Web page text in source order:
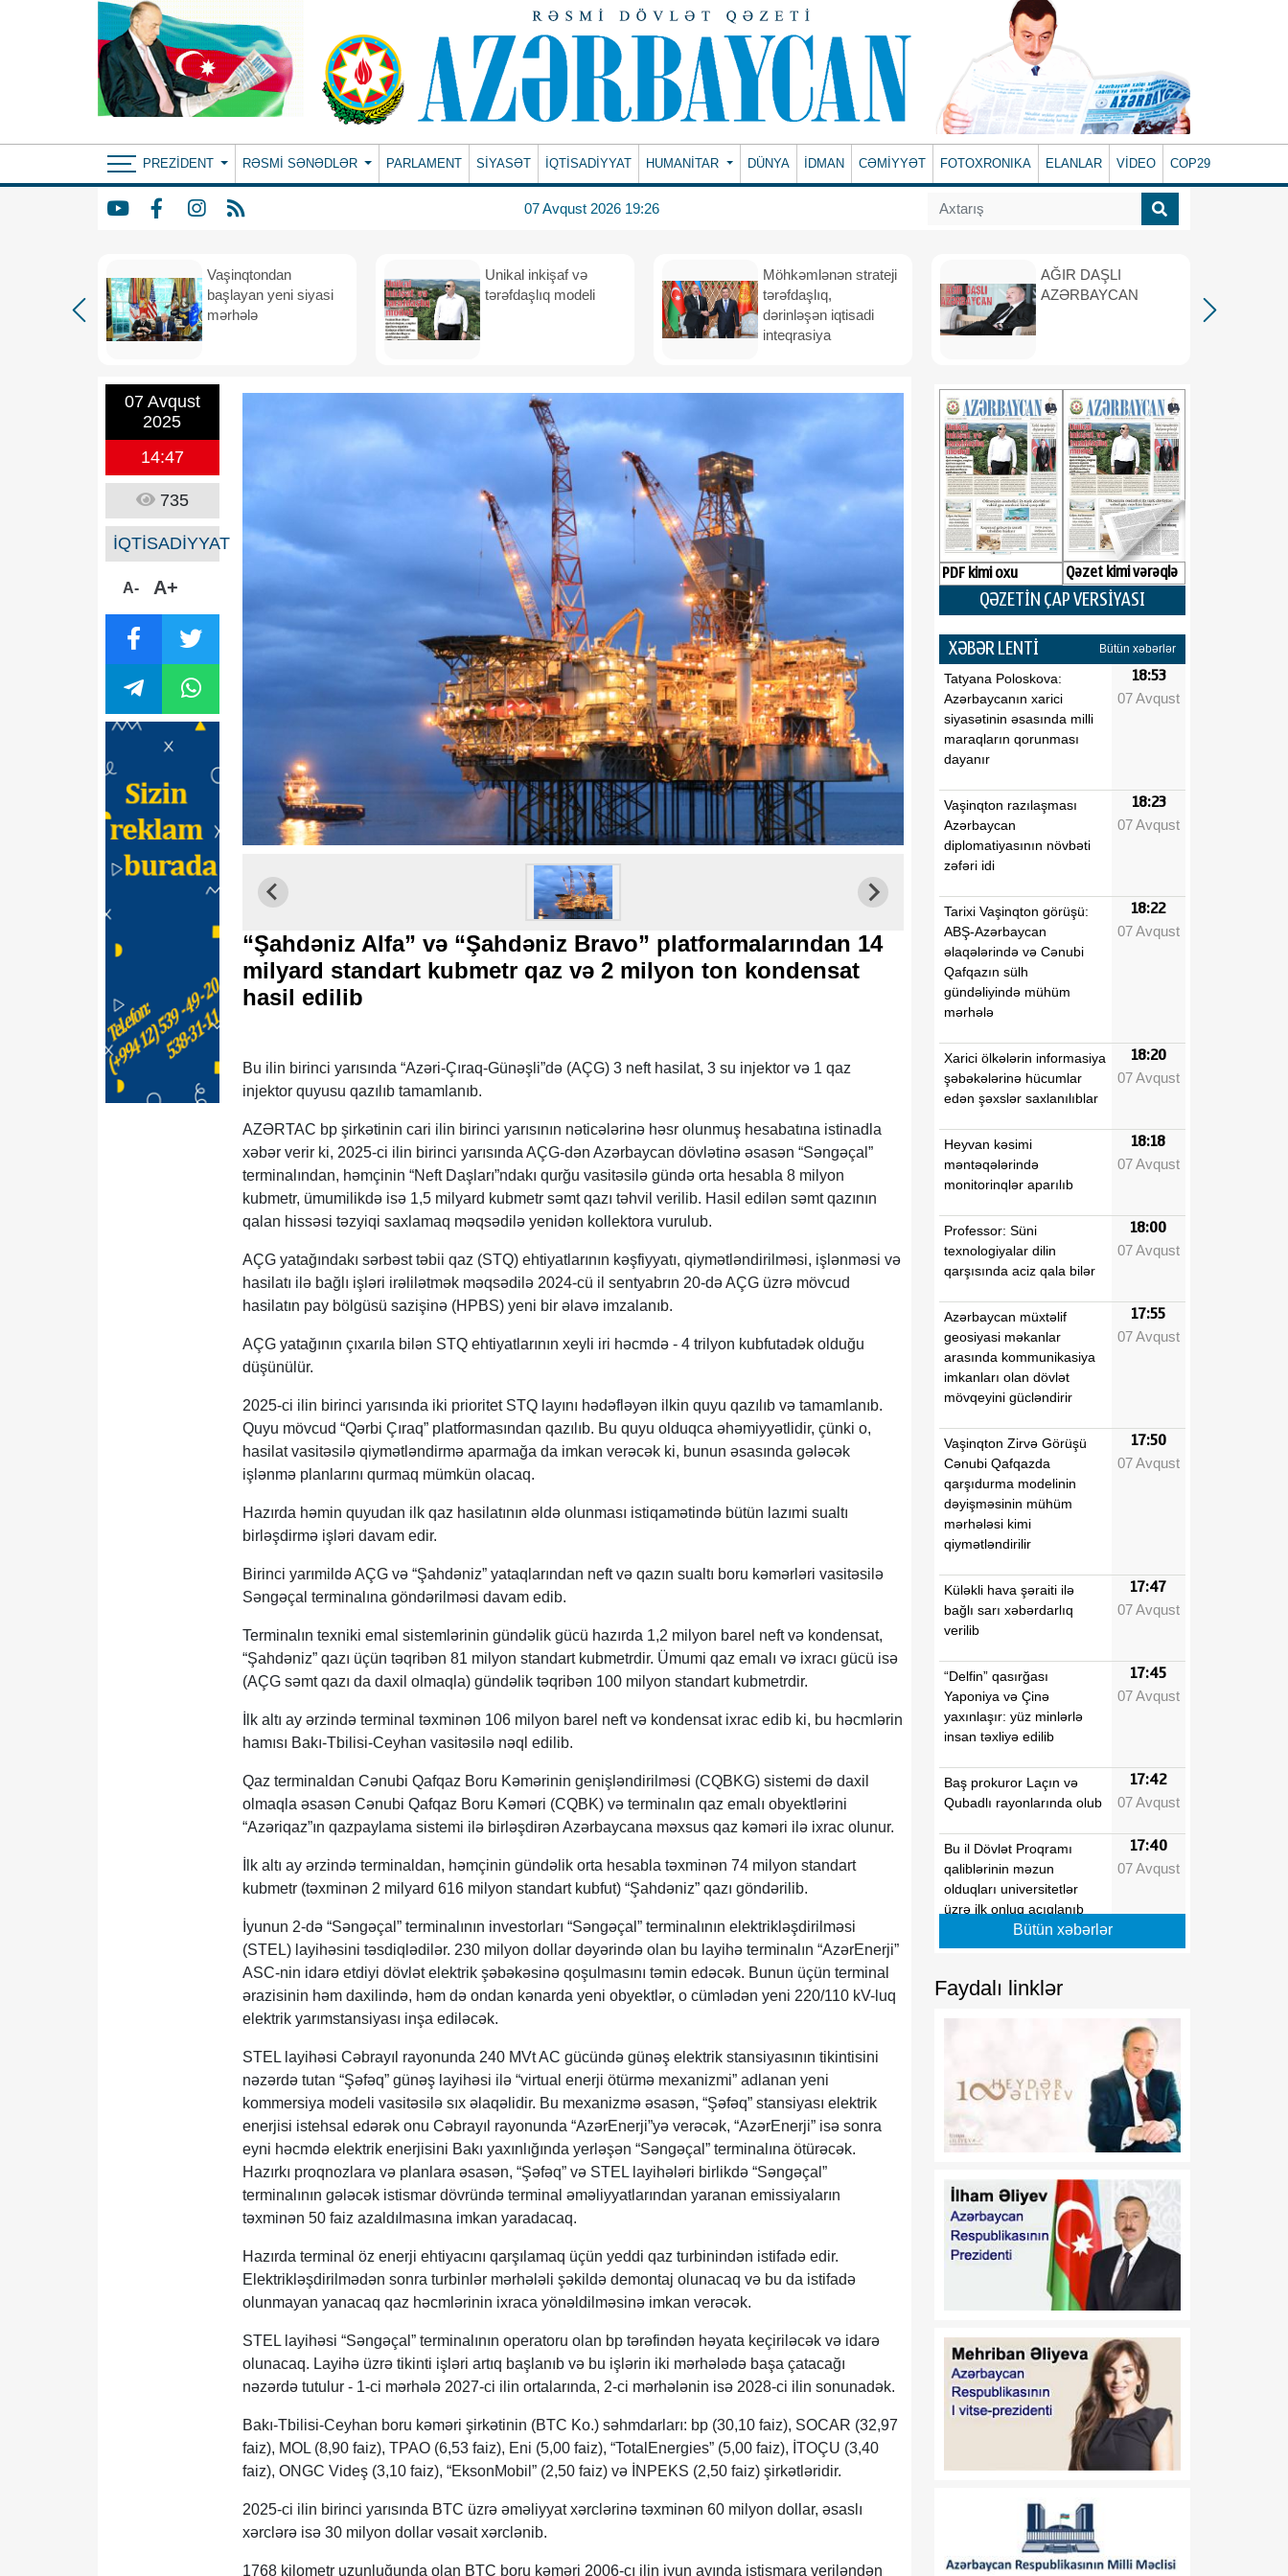
PREZIDENT RƏSMI SƏNƏDLƏR PARLAMENT SİYASƏT İQTİSADİYYAT HUMANITAR DÜNYA İDMAN CƏMİYYƏT FOTOXRONIKA ELANLAR VİDEO COP29
07 Avqust 2026 19:26
Vaşinqtondan
başlayan yeni siyasi
mərhələ
Unikal inkişaf və
tərəfdaşlıq modeli
Möhkəmlənən strateji
tərəfdaşlıq,
dərinləşən iqtisadi
inteqrasiya
AĞIR DAŞLI
AZƏRBAYCAN
07 Avqust
2025
14:47
735
İQTİSADİYYAT
A- A+
“Şahdəniz Alfa” və “Şahdəniz Bravo” platformalarından 14
milyard standart kubmetr qaz və 2 milyon ton kondensat
hasil edilib
Bu ilin birinci yarısında “Azəri-Çıraq-Günəşli”də (AÇG) 3 neft hasilat, 3 su injektor və 1 qaz
injektor quyusu qazılıb tamamlanıb.
AZƏRTAC bp şirkətinin cari ilin birinci yarısının nəticələrinə həsr olunmuş hesabatına istinadla
xəbər verir ki, 2025-ci ilin birinci yarısında AÇG-dən Azərbaycan dövlətinə əsasən “Səngəçal”
terminalından, həmçinin “Neft Daşları”ndakı qurğu vasitəsilə gündə orta hesabla 8 milyon
kubmetr, ümumilikdə isə 1,5 milyard kubmetr səmt qazı təhvil verilib. Hasil edilən səmt qazının
qalan hissəsi təzyiqi saxlamaq məqsədilə yenidən kollektora vurulub.
AÇG yatağındakı sərbəst təbii qaz (STQ) ehtiyatlarının kəşfiyyatı, qiymətləndirilməsi, işlənməsi və
hasilatı ilə bağlı işləri irəlilətmək məqsədilə 2024-cü il sentyabrın 20-də AÇG üzrə mövcud
hasilatın pay bölgüsü sazişinə (HPBS) yeni bir əlavə imzalanıb.
AÇG yatağının çıxarıla bilən STQ ehtiyatlarının xeyli iri həcmdə - 4 trilyon kubfutadək olduğu
düşünülür.
2025-ci ilin birinci yarısında iki prioritet STQ layını hədəfləyən ilkin quyu qazılıb və tamamlanıb.
Quyu mövcud “Qərbi Çıraq” platformasından qazılıb. Bu quyu olduqca əhəmiyyətlidir, çünki o,
hasilat vasitəsilə qiymətləndirmə aparmağa da imkan verəcək ki, bunun əsasında gələcək
işlənmə planlarını qurmaq mümkün olacaq.
Hazırda həmin quyudan ilk qaz hasilatının əldə olunması istiqamətində bütün lazımi sualtı
birləşdirmə işləri davam edir.
Birinci yarımildə AÇG və “Şahdəniz” yataqlarından neft və qazın sualtı boru kəmərləri vasitəsilə
Səngəçal terminalına göndərilməsi davam edib.
Terminalın texniki emal sistemlərinin gündəlik gücü hazırda 1,2 milyon barel neft və kondensat,
“Şahdəniz” qazı üçün təqribən 81 milyon standart kubmetrdir. Ümumi qaz emalı və ixracı gücü isə
(AÇG səmt qazı da daxil olmaqla) gündəlik təqribən 100 milyon standart kubmetrdir.
İlk altı ay ərzində terminal təxminən 106 milyon barel neft və kondensat ixrac edib ki, bu həcmlərin
hamısı Bakı-Tbilisi-Ceyhan vasitəsilə nəql edilib.
Qaz terminaldan Cənubi Qafqaz Boru Kəmərinin genişləndirilməsi (CQBKG) sistemi də daxil
olmaqla əsasən Cənubi Qafqaz Boru Kəməri (CQBK) və terminalın qaz emalı obyektlərini
“Azəriqaz”ın qazpaylama sistemi ilə birləşdirən Azərbaycana məxsus qaz kəməri ilə ixrac olunur.
İlk altı ay ərzində terminaldan, həmçinin gündəlik orta hesabla təxminən 74 milyon standart
kubmetr (təxminən 2 milyard 616 milyon standart kubfut) “Şahdəniz” qazı göndərilib.
İyunun 2-də “Səngəçal” terminalının investorları “Səngəçal” terminalının elektrikləşdirilməsi
(STEL) layihəsini təsdiqlədilər. 230 milyon dollar dəyərində olan bu layihə terminalın “AzərEnerji”
ASC-nin idarə etdiyi dövlət elektrik şəbəkəsinə qoşulmasını təmin edəcək. Bunun üçün terminal
ərazisinin həm daxilində, həm də ondan kənarda yeni obyektlər, o cümlədən yeni 220/110 kV-luq
elektrik yarımstansiyası inşa ediləcək.
STEL layihəsi Cəbrayıl rayonunda 240 MVt AC gücündə günəş elektrik stansiyasının tikintisini
nəzərdə tutan “Şəfəq” günəş layihəsi ilə “virtual enerji ötürmə mexanizmi” adlanan yeni
kommersiya modeli vasitəsilə sıx əlaqəlidir. Bu mexanizmə əsasən, “Şəfəq” stansiyası elektrik
enerjisi istehsal edərək onu Cəbrayıl rayonunda “AzərEnerji”yə verəcək, “AzərEnerji” isə sonra
eyni həcmdə elektrik enerjisini Bakı yaxınlığında yerləşən “Səngəçal” terminalına ötürəcək.
Hazırkı proqnozlara və planlara əsasən, “Şəfəq” və STEL layihələri birlikdə “Səngəçal”
terminalının gələcək istismar dövründə terminal əməliyyatlarından yaranan emissiyaların
təxminən 50 faiz azaldılmasına imkan yaradacaq.
Hazırda terminal öz enerji ehtiyacını qarşılamaq üçün yeddi qaz turbinindən istifadə edir.
Elektrikləşdirilmədən sonra turbinlər mərhələli şəkildə demontaj olunacaq və bu da istifadə
olunmayan yanacaq qaz həcmlərinin ixraca yönəldilməsinə imkan verəcək.
STEL layihəsi “Səngəçal” terminalının operatoru olan bp tərəfindən həyata keçiriləcək və idarə
olunacaq. Layihə üzrə tikinti işləri artıq başlanıb və bu işlərin iki mərhələdə başa çatacağı
nəzərdə tutulur - 1-ci mərhələ 2027-ci ilin ortalarında, 2-ci mərhələnin isə 2028-ci ilin sonunadək.
Bakı-Tbilisi-Ceyhan boru kəməri şirkətinin (BTC Ko.) səhmdarları: bp (30,10 faiz), SOCAR (32,97
faiz), MOL (8,90 faiz), TPAO (6,53 faiz), Eni (5,00 faiz), “TotalEnergies” (5,00 faiz), İTOÇU (3,40
faiz), ONGC Videş (3,10 faiz), “EksonMobil” (2,50 faiz) və İNPEKS (2,50 faiz) şirkətləridir.
2025-ci ilin birinci yarısında BTC üzrə əməliyyat xərclərinə təxminən 60 milyon dollar, əsaslı
xərclərə isə 30 milyon dollar vəsait xərclənib.
1768 kilometr uzunluğunda olan BTC boru kəməri 2006-cı ilin iyun ayında istismara veriləndən
PDF kimi oxu Qəzet kimi vərəqlə
QƏZETİN ÇAP VERSİYASI
XƏBƏR LENTİ Bütün xəbərlər
Tatyana Poloskova:
Azərbaycanın xarici
siyasətinin əsasında milli
maraqların qorunması
dayanır
18:53
07 Avqust
Vaşinqton razılaşması
Azərbaycan
diplomatiyasının növbəti
zəfəri idi
18:23
07 Avqust
Tarixi Vaşinqton görüşü:
ABŞ-Azərbaycan
əlaqələrində və Cənubi
Qafqazın sülh
gündəliyində mühüm
mərhələ
18:22
07 Avqust
Xarici ölkələrin informasiya
şəbəkələrinə hücumlar
edən şəxslər saxlanılıblar
18:20
07 Avqust
Heyvan kəsimi
məntəqələrində
monitorinqlər aparılıb
18:18
07 Avqust
Professor: Süni
texnologiyalar dilin
qarşısında aciz qala bilər
18:00
07 Avqust
Azərbaycan müxtəlif
geosiyasi məkanlar
arasında kommunikasiya
imkanları olan dövlət
mövqeyini gücləndirir
17:55
07 Avqust
Vaşinqton Zirvə Görüşü
Cənubi Qafqazda
qarşıdurma modelinin
dəyişməsinin mühüm
mərhələsi kimi
qiymətləndirilir
17:50
07 Avqust
Küləkli hava şəraiti ilə
bağlı sarı xəbərdarlıq
verilib
17:47
07 Avqust
“Delfin” qasırğası
Yaponiya və Çinə
yaxınlaşır: yüz minlərlə
insan təxliyə edilib
17:45
07 Avqust
Baş prokuror Laçın və
Qubadlı rayonlarında olub
17:42
07 Avqust
Bu il Dövlət Proqramı
qaliblərinin məzun
olduqları universitetlər
üzrə ilk onluq açıqlanıb
17:40
07 Avqust
modelinə beynəlxalq
dəstəyi təsdiqlədi
17:39
dərəcələri üzrə sınaq
imtahanlarına cəlb
17:36
07 Avqust
elementinə çevrilən
Zəngəzur dəhlizi: Birillik
Vaşinqton diplomatiyasının
uğurları
07 Avqust
Trans-Xəzər fiber-optik
Avrasiyanın rəqəmsal
körpüsünə çevirir
07 Avqust
Ukraynalı ekspert:
Azərbaycan xarici
prioritetinin yalnız milli
olduğunu nümayiş etdirir
16:34
07 Avqust
“Vətən” jurnalı: Özbəkistan
və Azərbaycan: Müttəfiqlik
07 Avqust
Bütün xəbərlər
Faydalı linklər